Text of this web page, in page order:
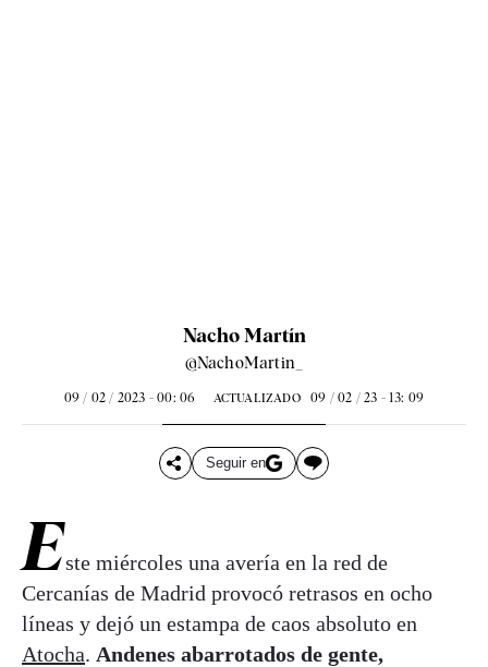
Nacho Martín
@NachoMartin_
09 / 02 / 2023 - 00: 06 ACTUALIZADO 09 / 02 / 23 - 13: 09
Seguir en
Este miércoles una avería en la red de
Cercanías de Madrid provocó retrasos en ocho
líneas y dejó un estampa de caos absoluto en
Atocha. Andenes abarrotados de gente,